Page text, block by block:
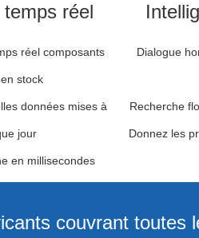
réel
réel composants
stock
données mises à
jour
en millisecondes
Dialogue
Recherche
Donnez les
couvrant toutes